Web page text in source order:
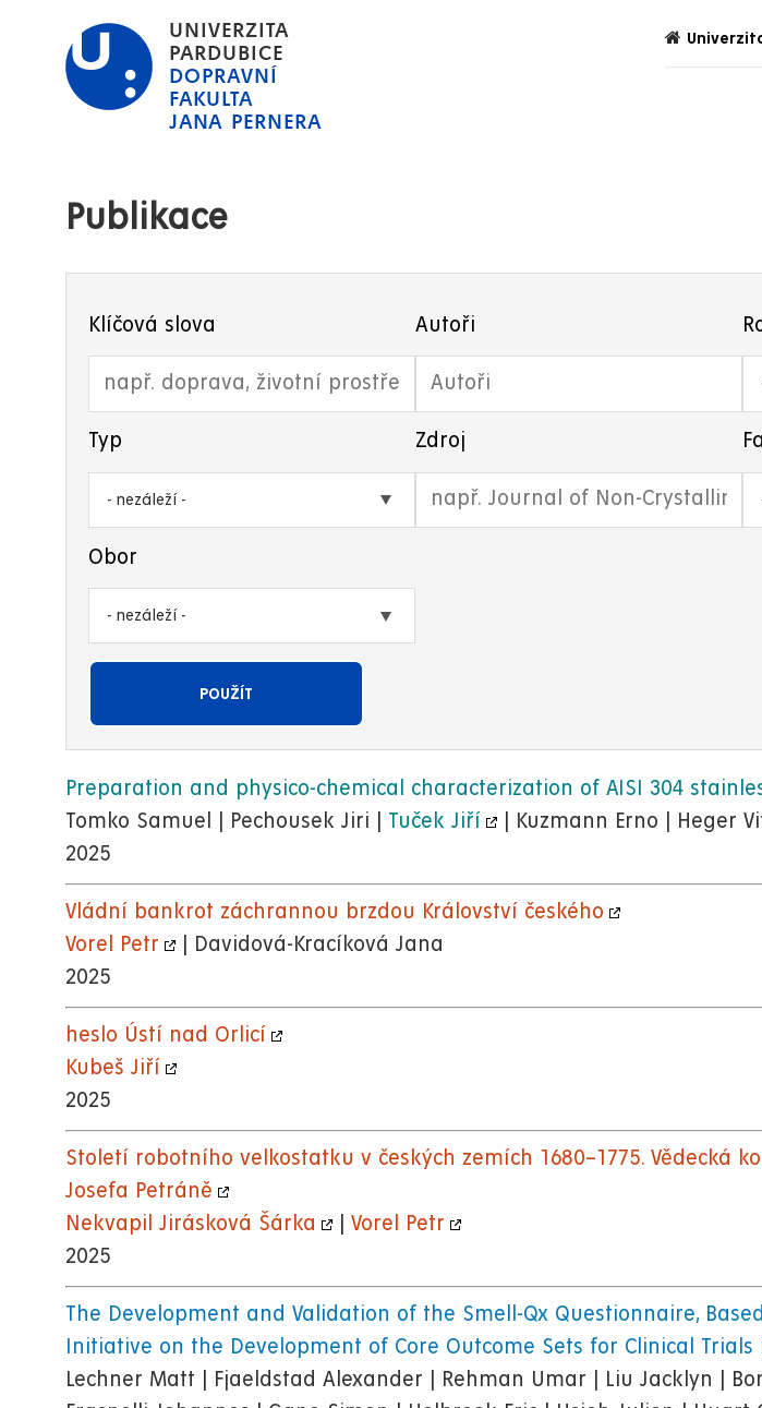
hlavnímu
UNIVERZITA
PARDUBICE
DOPRAVNÍ
FAKULTA
JANA PERNERA
Publikace
Klíčová slova Autoři
Typ
- nezáleží -
Zdroj
Obor
- nezáleží -
Preparation and physico-chemical characterization of AISI 304
Tomko Samuel | Pechousek Jiri | Tuček Jiří
| Kuzmann Erno | Heger
2025
Vládní bankrot záchrannou brzdou Království českého
Vorel Petr
| Davidová-Kracíková Jana
2025
heslo Ústí nad Orlicí
Kubeš Jiří
2025
Století robotního velkostatku v českých zemích 1680–1775.
Josefa Petráně
Nekvapil Jirásková Šárka
Vorel Petr
2025
The Development and Validation of the Smell-Qx Questionnaire,
Initiative on the Development of Core Outcome Sets for Clinical
Lechner Matt | Fjaeldstad Alexander | Rehman Umar | Liu Jacklyn |